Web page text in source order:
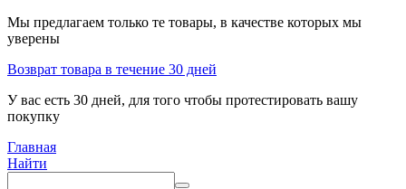
Мы предлагаем только те товары, в качестве которых мы
уверены
Возврат товара в течение 30 дней
У вас есть 30 дней, для того чтобы протестировать вашу
покупку
Главная
Найти